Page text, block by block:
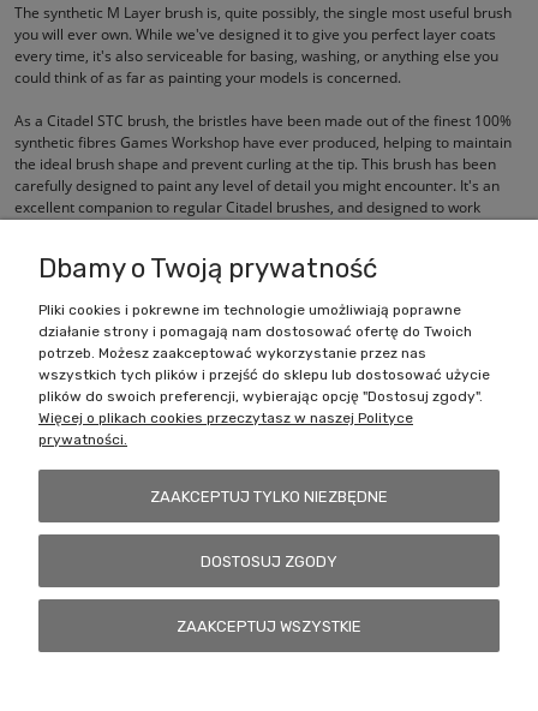
The synthetic M Layer brush is, quite possibly, the single most useful brush
you will ever own. While we've designed it to give you perfect layer coats
every time, it's also serviceable for basing, washing, or anything else you
could think of as far as painting your models is concerned.
As a Citadel STC brush, the bristles have been made out of the finest 100%
synthetic fibres Games Workshop have ever produced, helping to maintain
the ideal brush shape and prevent curling at the tip. This brush has been
carefully designed to paint any level of detail you might encounter. It's an
excellent companion to regular Citadel brushes, and designed to work
Zakupy
Pomoc
Dbamy o Twoją prywatność
Pliki cookies i pokrewne im technologie umożliwiają poprawne
działanie strony i pomagają nam dostosować ofertę do Twoich
potrzeb. Możesz zaakceptować wykorzystanie przez nas
wszystkich tych plików i przejść do sklepu lub dostosować użycie
plików do swoich preferencji, wybierając opcję "Dostosuj zgody".
Więcej o plikach cookies przeczytasz w naszej Polityce
prywatności.
ZAAKCEPTUJ TYLKO NIEZBĘDNE
DOSTOSUJ ZGODY
ZAAKCEPTUJ WSZYSTKIE